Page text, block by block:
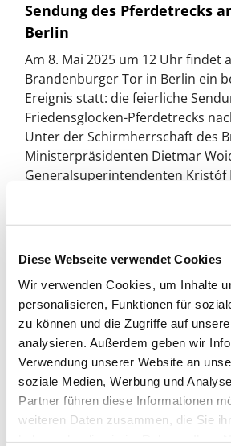
Diese Webseite verwendet Cookies
Wir verwenden Cookies, um Inhalte
personalisieren, Funktionen für
zu können und die Zugriffe auf
analysieren. Außerdem geben wir
Verwendung unserer Website an
soziale Medien, Werbung und
Partner führen diese Informationen
weiteren Daten zusammen, die Sie
Sendung des Pferdetrecks
Berlin
Am 8. Mai 2025 um 12 Uhr findet
Brandenburger Tor in Berlin ein
Ereignis statt: die feierliche
Friedensglocken-Pferdetrecks
Unter der Schirmherrschaft des
Ministerpräsidenten Dietmar
Generalsuperintendenten
ein eindrucksvolles Zeichen für
werden an diesem Tag entsandt
mehrmonatige Reise über 4 800
durch elf Länder – mit dem Ziel:
Hand"-Schule in Jerusalem. Dort
muslimische und christliche
ein lebendiges Symbol für
Koexistenz.
Der Friedensglocken-Treck ist ein
zivilgesellschaftliches Projekt,